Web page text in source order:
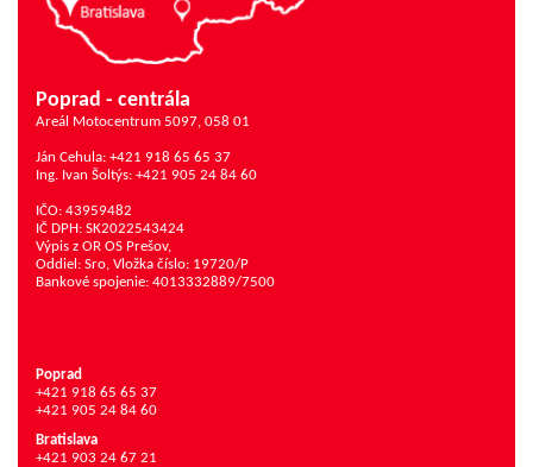
Poprad - centrála
Areál Motocentrum 5097, 058 01
Ján Cehula: +421 918 65 65 37
Ing. Ivan Šoltýs: +421 905 24 84 60
IČO: 43959482
IČ DPH: SK2022543424
Výpis z OR OS Prešov,
Oddiel: Sro, Vložka číslo: 19720/P
Bankové spojenie: 4013332889/7500
Poprad
+421 918 65 65 37
+421 905 24 84 60
Bratislava
+421 903 24 67 21